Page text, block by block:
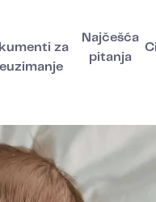
za
Najčešća
pitanja